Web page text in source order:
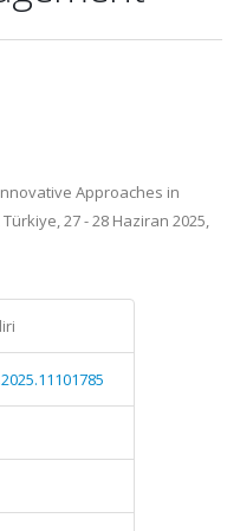
Approaches in
27 - 28 Haziran 2025,